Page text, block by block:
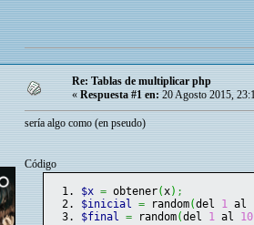
Re: Tablas de multiplicar php
« Respuesta #1 en: 20 Agosto 2015,
sería algo como (en pseudo)
Código
$x = obtener(x) ;
$inicial = random(del 1 al
$final = random(del 1 al 10